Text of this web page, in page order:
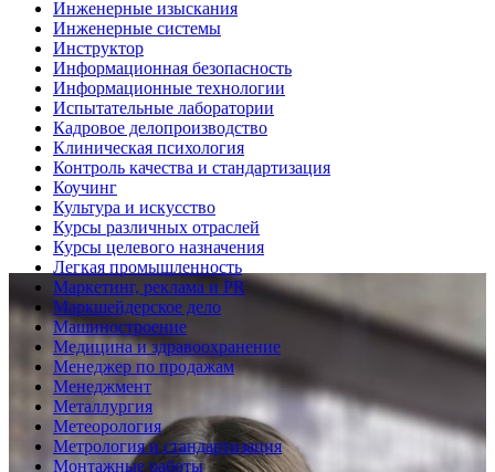
Инженерные изыскания
Инженерные системы
Инструктор
Информационная безопасность
Информационные технологии
Испытательные лаборатории
Кадровое делопроизводство
Клиническая психология
Контроль качества и стандартизация
Коучинг
Культура и искусство
Курсы различных отраслей
Курсы целевого назначения
Легкая промышленность
Маркетинг, реклама и PR
Маркшейдерское дело
Машиностроение
Медицина и здравоохранение
Менеджер по продажам
Менеджмент
Металлургия
Метеорология
Метрология и стандартизация
Монтажные работы